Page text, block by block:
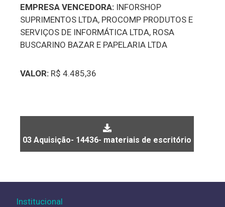
EMPRESA VENCEDORA: INFORSHOP
SUPRIMENTOS LTDA, PROCOMP PRODUTOS E
SERVIÇOS DE INFORMÁTICA LTDA, ROSA
BUSCARINO BAZAR E PAPELARIA LTDA
VALOR: R$ 4.485,36
03 Aquisição- 14436- materiais de escritório
Institucional